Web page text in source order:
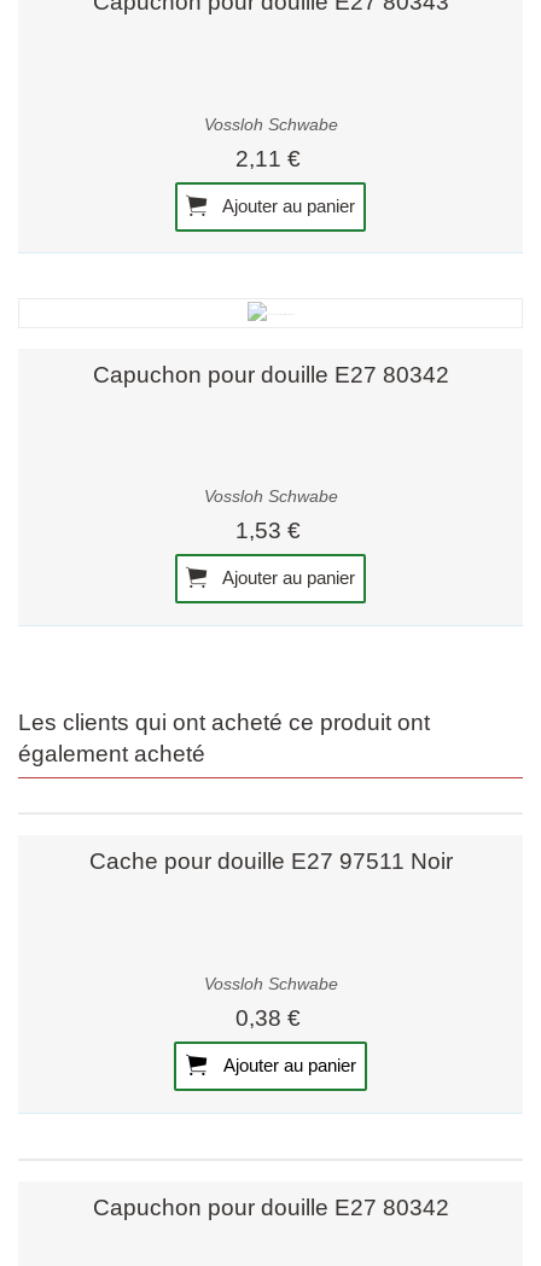
Vossloh Schwabe
2,11 €
Ajouter au panier
Capuchon pour douille E27 80342
Vossloh Schwabe
1,53 €
Ajouter au panier
Les clients qui ont acheté ce produit ont
également acheté
Cache pour douille E27 97511 Noir
Vossloh Schwabe
0,38 €
Ajouter au panier
Capuchon pour douille E27 80342